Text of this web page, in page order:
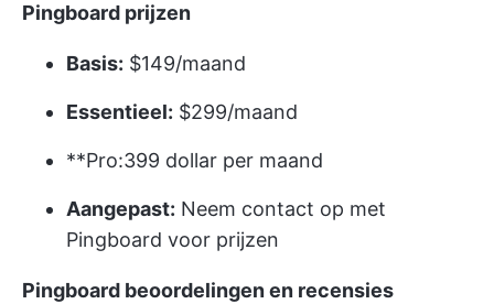
Pingboard prijzen
Basis: $149/maand
Essentieel: $299/maand
**Pro:399 dollar per maand
Aangepast: Neem contact op met
Pingboard voor prijzen
Pingboard beoordelingen en recensies